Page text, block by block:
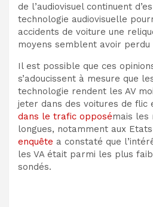
de l’audiovisuel continuent
technologie audiovisuelle
accidents de voiture une
moyens semblent avoir
Il est possible que ces
s’adoucissent à mesure que
technologie rendent les AV
jeter dans des voitures de flic
dans le trafic opposémais les
longues, notamment aux
enquête a constaté que
les VA était parmi les plus
sondés.